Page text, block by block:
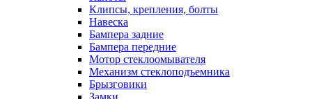
Клипсы, крепления, болты
Навеска
Бампера задние
Бампера передние
Мотор стеклоомывателя
Механизм стеклоподъемника
Брызговики
Замки